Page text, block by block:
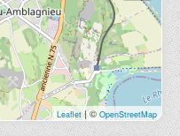
Leaflet| © OpenStreetMap